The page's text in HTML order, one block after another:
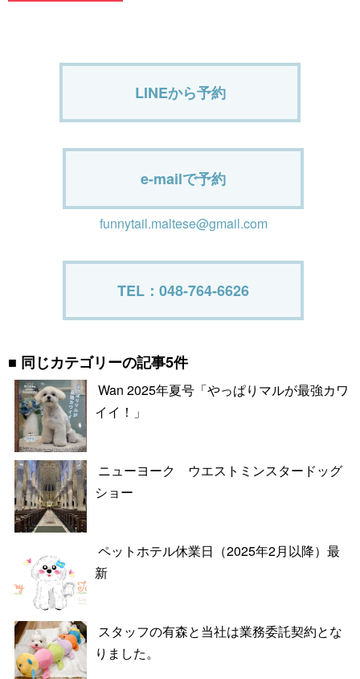
LINEから予約
e-mailで予約
funnytail.maltese@gmail.com
TEL：048-764-6626
同じカテゴリーの記事5件
Wan 2025年夏号「やっぱりマルが最強カワ
イイ！」
ニューヨーク ウエストミンスタードッグ
ショー
ペットホテル休業日（2025年2月以降）最
新
スタッフの有森と当社は業務委託契約とな
りました。